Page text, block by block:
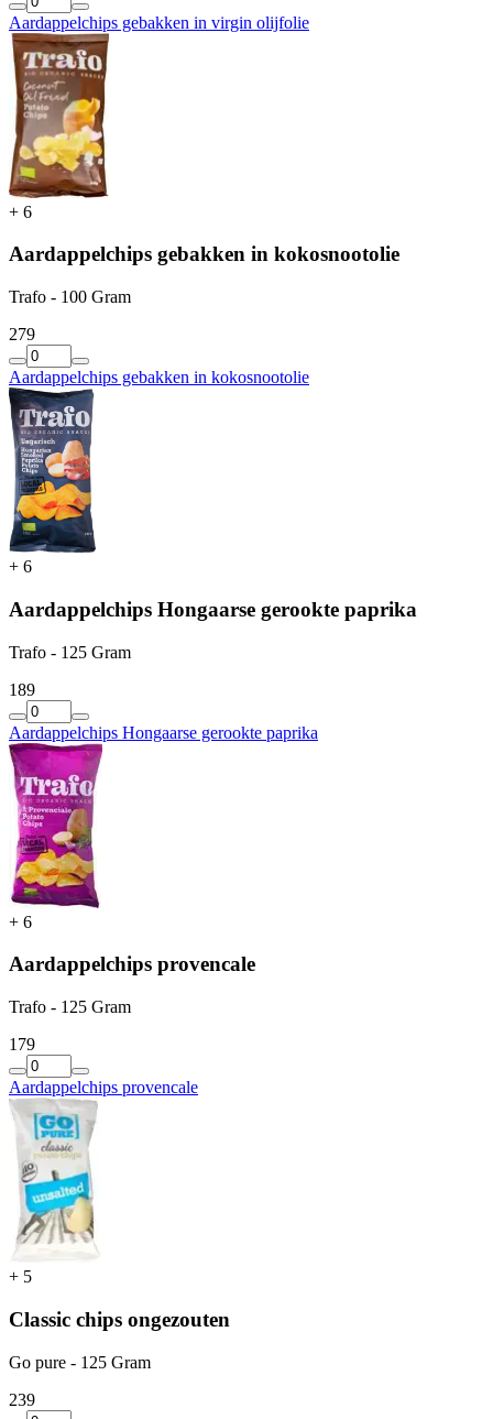
Aardappelchips gebakken in virgin olijfolie
+ 6
Aardappelchips gebakken in kokosnootolie
Trafo - 100 Gram
279
Aardappelchips gebakken in kokosnootolie
+ 6
Aardappelchips Hongaarse gerookte paprika
Trafo - 125 Gram
189
Aardappelchips Hongaarse gerookte paprika
+ 6
Aardappelchips provencale
Trafo - 125 Gram
1 79
Aardappelchips provencale
+ 5
Classic chips ongezouten
Go pure - 125 Gram
239